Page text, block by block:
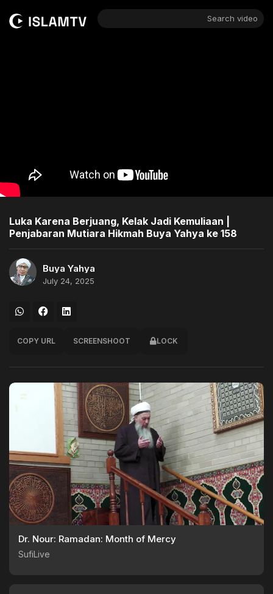
Search video
Luka Karena Berjuang, Kelak Jadi Kemuliaan |
Penjabaran Mutiara Hikmah Buya Yahya ke 158
Buya Yahya
July 24, 2025
COPY URL SCREENSHOOT LOCK
Dr. Nour: Ramadan: Month of Mercy
SufiLive